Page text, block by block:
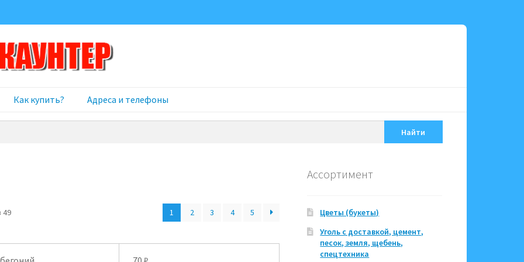
Как купить? Адреса и телефоны
Найти
49Цены:
1 2 3 4 5
Ассортимент
Цветы (букеты)
Уголь с доставкой, цемент,
песок, земля, щебень,
спецтехника